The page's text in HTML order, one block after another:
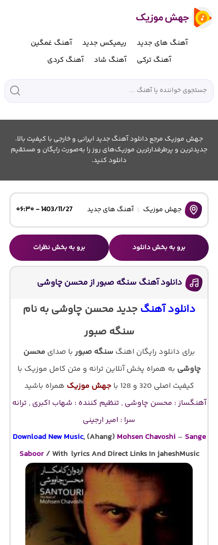
آهنگ های جدید ریمیکس جدید
آهنگ غمگین
آهنگ ترکی
آهنگ شاد آهنگ کردی
جهش موزیک مرجع دانلود آهنگ جدید ایرانی و خارجی با کیفیت بالا.
جدیدترین و پرطرفدارترین موزیک‌های روز را به‌صورت رایگان و مستقیم
دانلود کنید.
جهش موزیک آهنگ های جدید 1403/11/27 - ۰۶:۳۰
برو به بخش دانلود برو به بخش نظرات
دانلود آهنگ سنگه صبور از محسن چاوشی
دانلود آهنگجدید محسن چاوشی به نام
سنگه صبور
برای دانلود رایگان اهنگ سنگه صبور با صدایمحسن
چاوشی به همراه پخش آنلاین ترانه و متن کامل موزیک با
کیفیت اصلی 320 و 128 با
جهش موزیک همراه باشید
آهنگساز : محسن چاوشی , تنظیم کننده : شهاب اکبری , ترانه
سرا : امیر ارجینی
Download New Music, (Ahang) Mohsen Chavoshi – Sange
Saboor/ With lyrics And Direct Links In jaheshMusic